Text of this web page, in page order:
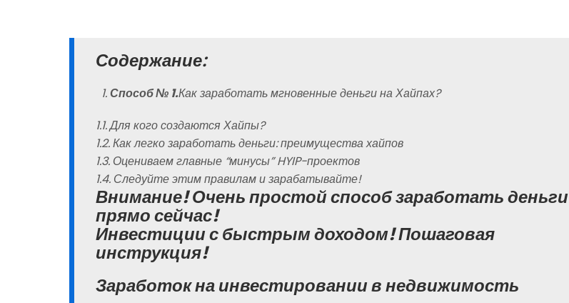
Содержание:
Способ № 1.Как заработать мгновенные деньги на Хайпах?
1.1. Для кого создаются Хайпы?
1.2. Как легко заработать деньги: преимущества хайпов
1.3. Оцениваем главные “минусы” HYIP-проектов
1.4. Следуйте этим правилам и зарабатывайте!
Внимание! Очень простой способ заработать деньги
прямо сейчас!
Инвестиции с быстрым доходом! Пошаговая
инструкция!
Заработок на инвестировании в недвижимость